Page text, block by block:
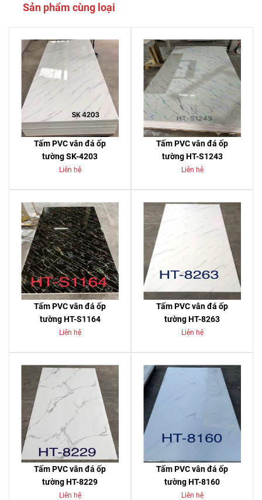
Sản phẩm cùng loại
Tấm PVC vân đá ốp
tường SK-4203
Liên hệ
Tấm PVC vân đá ốp
tường HT-S1243
Liên hệ
Tấm PVC vân đá ốp
tường HT-S1164
Liên hệ
Tấm PVC vân đá ốp
tường HT-8263
Liên hệ
Tấm PVC vân đá ốp
tường HT-8229
Liên hệ
Tấm PVC vân đá ốp
tường HT-8160
Liên hệ